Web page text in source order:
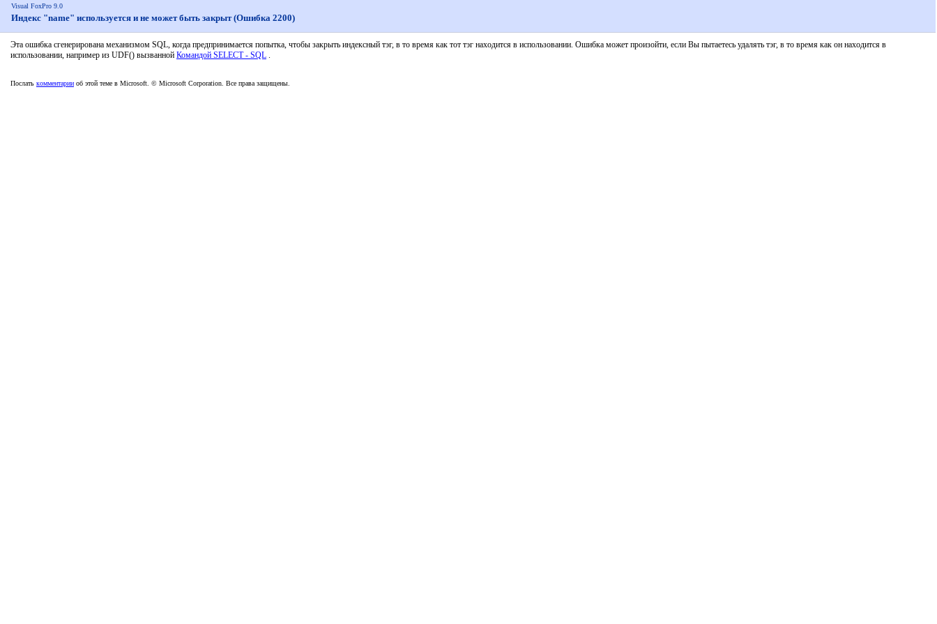
Visual FoxPro 9.0
Индекс "name" используется и не может быть закрыт (Ошибка 2200)
Эта ошибка сгенерирована механизмом SQL, когда предпринимается попытка, чтобы закрыть индексный тэг, в то время как тот тэг находится в использовании. Ошибка может произойти, если Вы пытаетесь удалять тэг, в то время как он находится в
использовании, например из UDF() вызванной Командой SELECT - SQL .
Послать комментарии об этой теме в Microsoft. © Microsoft Corporation. Все права защищены.